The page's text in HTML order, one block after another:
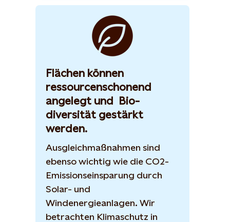
Flächen können
ressourcenschonend
angelegt und Bio­
diversität gestärkt
werden.
Ausgleichmaßnahmen sind
ebenso wichtig wie die CO2-
Emissionseinsparung durch
Solar- und
Windenergieanlagen. Wir
betrachten Klimaschutz in